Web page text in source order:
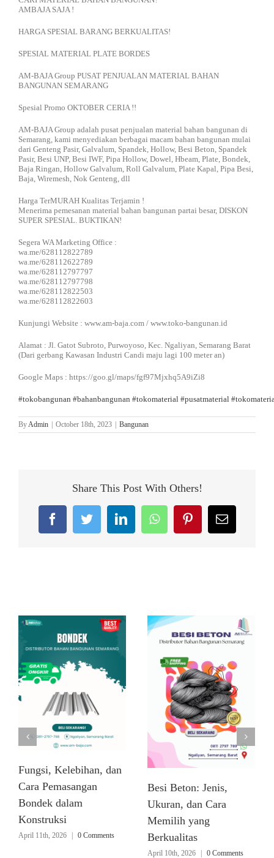
AMBAJA SAJA !
HARGA SPESIAL BARANG BERKUALITAS!
SPESIAL MATERIAL PLATE BORDES
AM-BAJA Group PUSAT PENJUALAN MATERIAL BAHAN
BANGUNAN SEMARANG
Spesial Promo OKTOBER CERIA !!
AM-BAJA Group adalah pusat penjualan material bahan bangunan di
Semarang, kami menyediakan berbagai macam bahan bangunan mulai
dari Genteng Pasir, Galvalum, Spandek, Hollow, Besi Beton, Spandek
Pasir, Besi UNP, Besi IWF, Pipa Hollow, Dowel, Hbeam, Plate, Bondek,
Baja Ringan, Hollow Galvalum, Roll Galvalum, Plate Kapal, Pipa Besi,
Baja, Wiremesh, Nok Genteng, dll
Harga TerMURAH Kualitas Terjamin !
Menerima pemesanan material bahan bangunan partai besar, DISKON
SUPER SPESIAL. BUKTIKAN!
Segera WA Marketing Office :
wa.me/628112822789
wa.me/628112622789
wa.me/628112797797
wa.me/628112797798
wa.me/628112822503
wa.me/628112822603
Kunjungi Website : www.am-baja.com / www.toko-bangunan.id
Alamat : Jl. Gatot Subroto, Purwoyoso, Kec. Ngaliyan, Semarang Barat
(Dari gerbang Kawasan Industri Candi maju lagi 100 meter an)
Google Maps : https://goo.gl/maps/fgf97Mjxhq5A9iZi8
#tokobangunan #bahanbangunan #tokomaterial #pusatmaterial
ByAdmin October 18th, 2023 Bangunan
Share This Post With Others!
FacebookTwitterLinkedInWhatsAppPinterestEmail
Fungsi, Kelebihan, dan
Cara Pemasangan
Bondek dalam
Konstruksi
April 11th, 2026 | 0 Comments
Besi Beton: Jenis,
Ukuran, dan Cara
Memilih yang
Berkualitas
April 10th, 2026 | 0 Comments